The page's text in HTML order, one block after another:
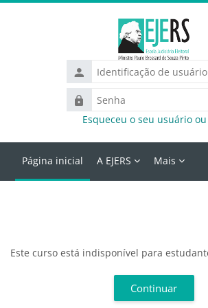
Identificação
de
usuário
Senha
Esqueceu o seu usuário
Página inicial A EJERS Mais
Este curso está indisponível para
Continuar